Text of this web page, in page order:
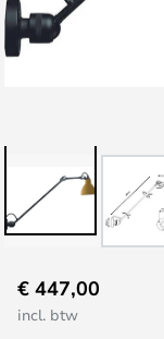
naar
het
€ 447,00
incl. btw